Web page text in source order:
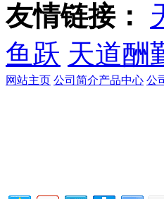
友情链接：
鱼跃 天道酬
网站主页 公司简介产品中心 公